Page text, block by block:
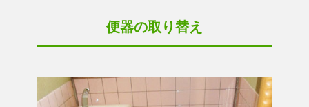
便器の取り替え